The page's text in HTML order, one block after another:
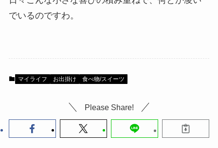
でいるのですわ。
マイライフ お出掛け 食べ物/スイーツ
Please Share!